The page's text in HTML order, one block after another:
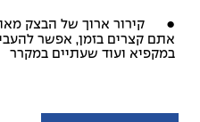
● קירור ארוך של הבצק
אתם קצרים בזמן, אפשר
במקפיא ועוד שעתיים במקרר